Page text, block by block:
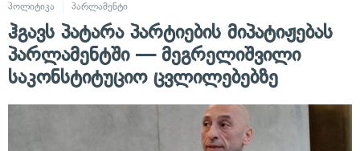
პოლიტიკა
პარლამენტი
ჰგავს პატარა პარტიების მიპატიჟებას
პარლამენტში — მეგრელიშვილი
საკონსტიტუციო ცვლილებებზე